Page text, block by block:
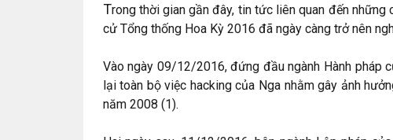
Trong thời gian gần đây, tin tức liên quan đến
cử Tổng thống Hoa Kỳ 2016 đã ngày càng trở nên
Vào ngày 09/12/2016, đứng đầu ngành Hành pháp
lại toàn bộ việc hacking của Nga nhằm gây ảnh
năm 2008 (1).